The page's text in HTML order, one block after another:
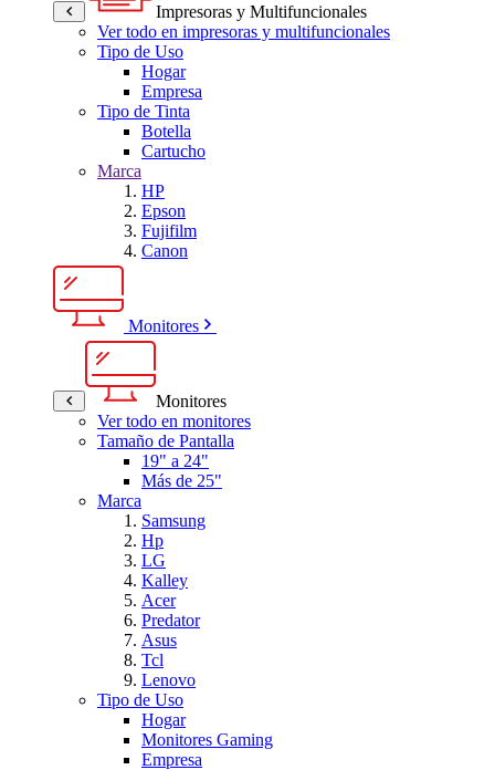
Impresoras y Multifuncionales
Ver todo en impresoras y multifuncionales
Tipo de Uso
Hogar
Empresa
Tipo de Tinta
Botella
Cartucho
Marca
HP
Epson
Fujifilm
Canon
Monitores
Monitores
Ver todo en monitores
Tamaño de Pantalla
19" a 24"
Más de 25"
Marca
Samsung
Hp
LG
Kalley
Acer
Predator
Asus
Tcl
Lenovo
Tipo de Uso
Hogar
Monitores Gaming
Empresa